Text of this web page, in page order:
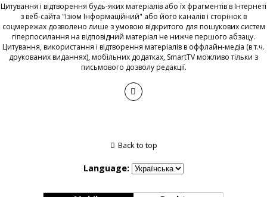
Цитування і відтворення будь-яких матеріалів або їх фрагментів в Інтернеті
з веб-сайта "Ізюм Інформаційний" або його каналів і сторінок в
соцмережах дозволено лише з умовою відкритого для пошукових систем
гіперпосилання на відповідний матеріал не нижче першого абзацу.
Цитування, використання і відтворення матеріалів в оффлайн-медіа (в т.ч.
друкованих виданнях), мобільних додатках, SmartTV можливо тільки з
письмового дозволу редакції.
Back to top
Language: